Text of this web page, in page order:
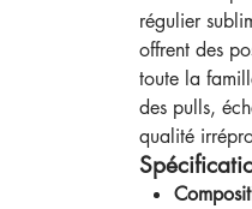
régulier
offrent des
toute la
des pulls,
qualité